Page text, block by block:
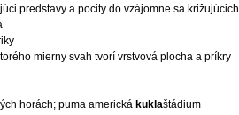
predstavy a pocity do vzájomne sa križujúcich
mierny svah tvorí vrstvová plocha a príkry
horách; puma americká kuklaštádium